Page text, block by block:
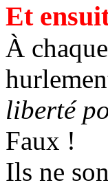
Et
À
liberté
Faux !
Ils ne